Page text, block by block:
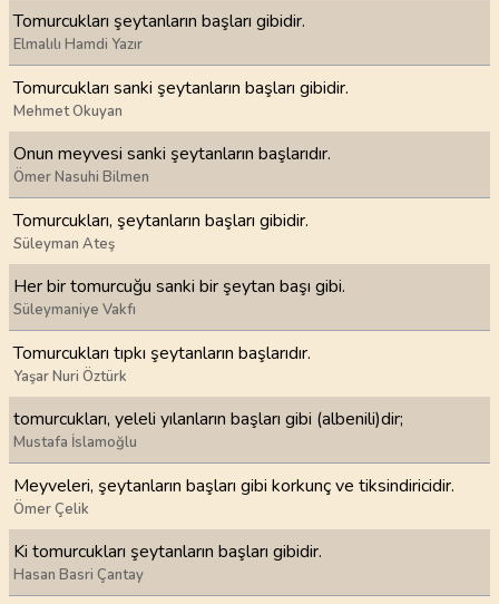
Tomurcukları şeytanların başları gibidir.
Elmalılı Hamdi Yazır
Tomurcukları sanki şeytanların başları gibidir.
Mehmet Okuyan
Onun meyvesi sanki şeytanların başlarıdır.
Ömer Nasuhi Bilmen
Tomurcukları, şeytanların başları gibidir.
Süleyman Ateş
Her bir tomurcuğu sanki bir şeytan başı gibi.
Süleymaniye Vakfı
Tomurcukları tıpkı şeytanların başlarıdır.
Yaşar Nuri Öztürk
tomurcukları, yeleli yılanların başları gibi (albenili)dir;
Mustafa İslamoğlu
Meyveleri, şeytanların başları gibi korkunç ve tiksindiricidir.
Ömer Çelik
Ki tomurcukları şeytanların başları gibidir.
Hasan Basri Çantay